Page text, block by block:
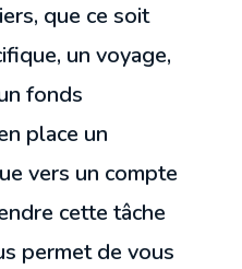
que ce soit
un voyage,
fonds
place un
vers un compte
cette tâche
permet de vous